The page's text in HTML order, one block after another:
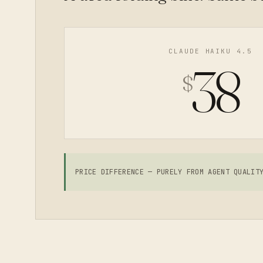
CLAUDE HAIKU 4.5
$38
PRICE DIFFERENCE — PURELY FROM AGENT